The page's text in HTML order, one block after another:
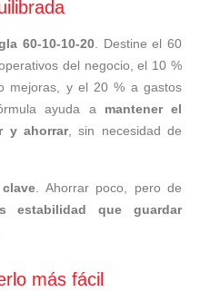
60-10-10-20 . Destine el 60
del negocio, el 10 %
mejoras, y el 20 % a gastos
ayuda a mantener el
y ahorrar, sin necesidad de
. Ahorrar poco, pero de
estabilidad que guardar
más fácil